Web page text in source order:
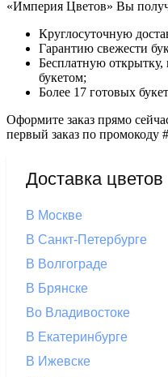
«Империя Цветов» Вы
Круглосуточную
Гарантию свежести
Бесплатную
букетом;
Более 17 готовых
Оформите заказ прямо
первый заказ по промокоду
Доставка цветов
В Москве
В Санкт-Петербурге
В Волгограде
В Брянске
Во Владивостоке
В Екатеринбурге
В Ижевске